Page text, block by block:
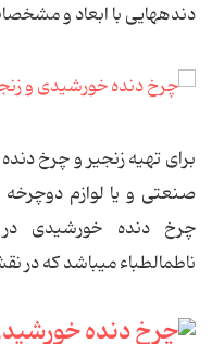
دنده‏هایی با ابعاد و
برای تهیه زنجیر و چرخ
صنعتی و یا لوازم
چرخ دنده خورشیدی در
ناطم‏الطباء می‏باشد که